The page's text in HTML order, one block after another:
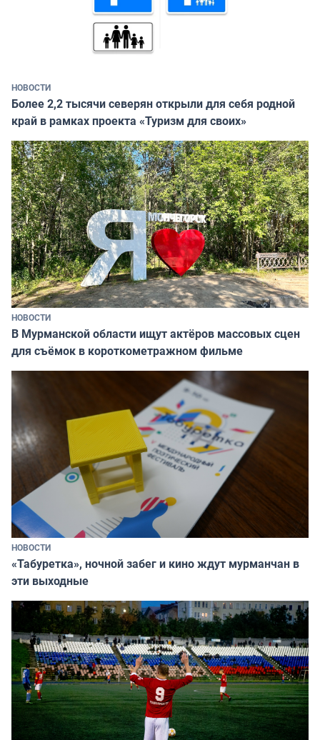
НОВОСТИ
Более 2,2 тысячи северян открыли для себя родной
край в рамках проекта «Туризм для своих»
НОВОСТИ
В Мурманской области ищут актёров массовых сцен
для съёмок в короткометражном фильме
НОВОСТИ
«Табуретка», ночной забег и кино ждут мурманчан в
эти выходные